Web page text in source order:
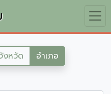
งหวัด อำเภอ